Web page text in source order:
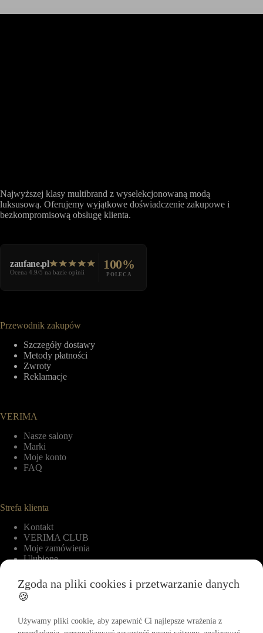
Najwyższej klasy multibrand z wyselekcjonowaną modą
luksusową. Oferujemy wyjątkowe doświadczenie zakupowe i
bezkompromisową obsługę klienta.
zaufane.pl
Ocena 4.9/5 na bazie opinii
100%
POLECA
Przewodnik zakupów
Szczegóły dostawy
Metody płatności
Zwroty
Reklamacje
VERIMA
Nasze salony
Marki
Moje konto
FAQ
Strefa klienta
Kontakt
VERIMA CLUB
Moje zamówienia
Ulubione
Informacje
Regulamin
Polityka zwrotów
Zgoda na pliki cookies i przetwarzanie danych
🍪
Używamy pliki cookie, aby zapewnić Ci najlepsze wrażenia z